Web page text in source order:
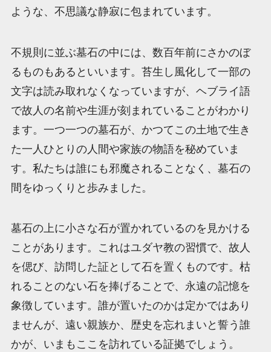
ような、不思議な静寂に包まれています。
不規則に並ぶ墓石の中には、数百年前にさかのぼ
るものもあるといいます。苔生し風化して一部の
文字は読み取れなくなっていますが、ヘブライ語
で故人の名前や生涯が刻まれていることがわかり
ます。一つ一つの墓石が、かつてこの土地で生き
た一人ひとりの人間や家族の物語を秘めていま
す。私たちは誰にも邪魔されることなく、墓石の
間をゆっくりと歩みました。
墓石の上に小さな石が置かれているのを見かける
ことがあります。これはユダヤ教の習慣で、故人
を偲び、訪問した証として石を置くものです。枯
れることのない石を捧げることで、永遠の記憶を
象徴しています。誰が置いたのかは定かではあり
ませんが、遠い親族か、歴史を忘れまいと誓う誰
かが、いまもここを訪れている証拠でしょう。